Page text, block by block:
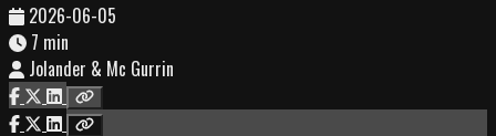
2026-06-05
7 min
Jolander & Mc Gurrin